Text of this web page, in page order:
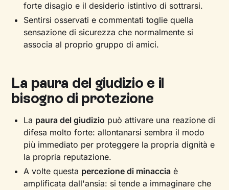
forte disagio e il desiderio istintivo di sottrarsi.
Sentirsi osservati e commentati toglie quella
sensazione di sicurezza che normalmente si
associa al proprio gruppo di amici.
La paura del giudizio e il
bisogno di protezione
La paura del giudizio può attivare una reazione di
difesa molto forte: allontanarsi sembra il modo
più immediato per proteggere la propria dignità e
la propria reputazione.
A volte questa percezione di minaccia è
amplificata dall'ansia: si tende a immaginare che